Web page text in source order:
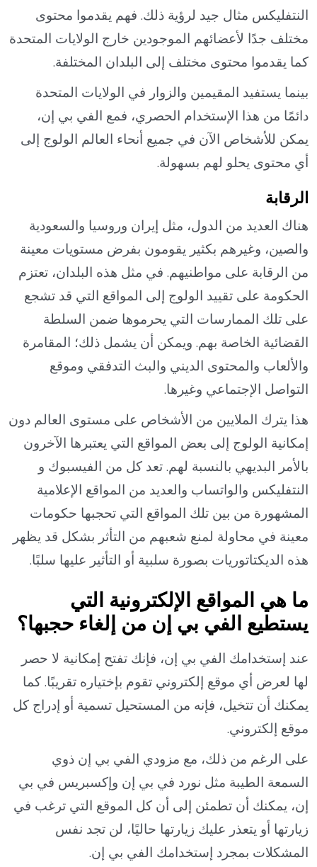
النتفليكس مثال جيد لرؤية ذلك. فهم يقدموا محتوى
مختلف جدًا لأعضائهم الموجودين خارج الولايات المتحدة
كما يقدموا محتوى مختلف إلى البلدان المختلفة.
بينما يستفيد المقيمين والزوار في الولايات المتحدة
دائمًا من هذا الإستخدام الحصري، فمع الفي بي إن،
يمكن للأشخاص الآن في جميع أنحاء العالم الولوج إلى
أي محتوى يحلو لهم بسهولة.
الرقابة
هناك العديد من الدول، مثل إيران وروسيا والسعودية
والصين، وغيرهم بكثير يقومون بفرض مستويات معينة
من الرقابة على مواطنيهم. في مثل هذه البلدان، تعتزم
الحكومة على تقييد الولوج إلى المواقع التي قد تشجع
على تلك الممارسات التي يحرموها ضمن السلطة
القضائية الخاصة بهم. ويمكن أن يشمل ذلك؛ المقامرة
والألعاب والمحتوى الديني والبث التدفقي وموقع
التواصل الإجتماعي وغيرها.
هذا يترك الملايين من الأشخاص على مستوى العالم دون
إمكانية الولوج إلى بعض المواقع التي يعتبرها الآخرون
بالأمر البديهي بالنسبة لهم. تعد كل من الفيسبوك و
النتفليكس والواتساب والعديد من المواقع الإعلامية
المشهورة من بين تلك المواقع التي تحجبها حكومات
معينة في محاولة لمنع شعبهم من التأثر بشكل قد يظهر
هذه الديكتاتوريات بصورة سلبية أو التأثير عليها سلبًا.
ما هي المواقع الإلكترونية التي
يستطيع الفي بي إن من إلغاء حجبها؟
عند إستخدامك الفي بي إن، فإنك تفتح إمكانية لا حصر
لها لعرض أي موقع إلكتروني تقوم بإختياره تقريبًا. كما
يمكنك أن تتخيل، فإنه من المستحيل تسمية أو إدراج كل
موقع إلكتروني.
على الرغم من ذلك، مع مزودي الفي بي إن ذوي
السمعة الطيبة مثل نورد في بي إن وإكسبريس في بي
إن، يمكنك أن تطمئن إلى أن كل الموقع التي ترغب في
زيارتها أو يتعذر عليك زيارتها حاليًا، لن تجد نفس
المشكلات بمجرد إستخدامك الفي بي إن.